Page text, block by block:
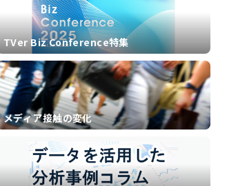
TVer Biz Conference特集
メディア接触の変化